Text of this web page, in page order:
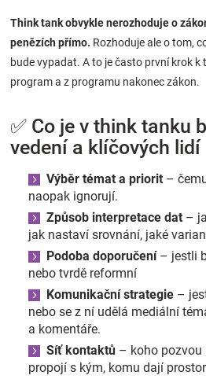
Think tank obvykle nerozhoduje o
penězích přímo. Rozhoduje ale o tom,
bude vypadat. A to je často první krok k
program a z programu nakonec zákon.
✅ Co je v think tanku
vedení a klíčových lidí
Výběr témat a priorit –
naopak ignorují.
Způsob interpretace dat –
jak nastaví srovnání, jaké
Podoba doporučení– jestli
nebo tvrdě reformní
Komunikační strategie –
nebo se z ní udělá mediální
a komentáře.
Síť kontaktů – koho pozvou
propojí s kým, komu dají